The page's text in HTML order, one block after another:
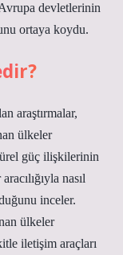
devletlerinin
ortaya koydu.
araştırmalar,
ülkeler
güç ilişkilerinin
nasıl
inceler.
ülkeler
iletişim araçları